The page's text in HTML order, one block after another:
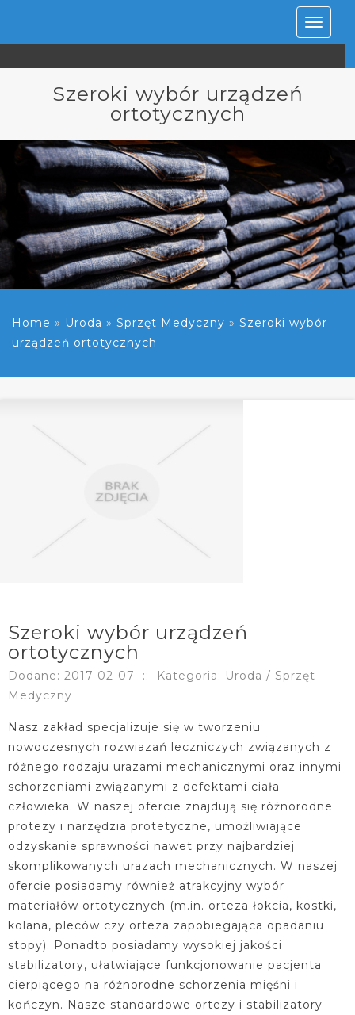
Rozwiń
Szeroki wybór urządzeń
ortotycznych
Home » Uroda » Sprzęt Medyczny » Szeroki wybór
urządzeń ortotycznych
Szeroki wybór urządzeń
ortotycznych
Dodane: 2017-02-07 ::
Kategoria: Uroda / Sprzęt
Medyczny
Nasz zakład specjalizuje się w tworzeniu
nowoczesnych rozwiazań leczniczych związanych z
różnego rodzaju urazami mechanicznymi oraz innymi
schorzeniami związanymi z defektami ciała
człowieka. W naszej ofercie znajdują się różnorodne
protezy i narzędzia protetyczne, umożliwiające
odzyskanie sprawności nawet przy najbardziej
skomplikowanych urazach mechanicznych. W naszej
ofercie posiadamy również atrakcyjny wybór
materiałów ortotycznych (m.in. orteza łokcia, kostki,
kolana, pleców czy orteza zapobiegająca opadaniu
stopy). Ponadto posiadamy wysokiej jakości
stabilizatory, ułatwiające funkcjonowanie pacjenta
cierpiącego na różnorodne schorzenia mięśni i
kończyn. Nasze standardowe ortezy i stabilizatory